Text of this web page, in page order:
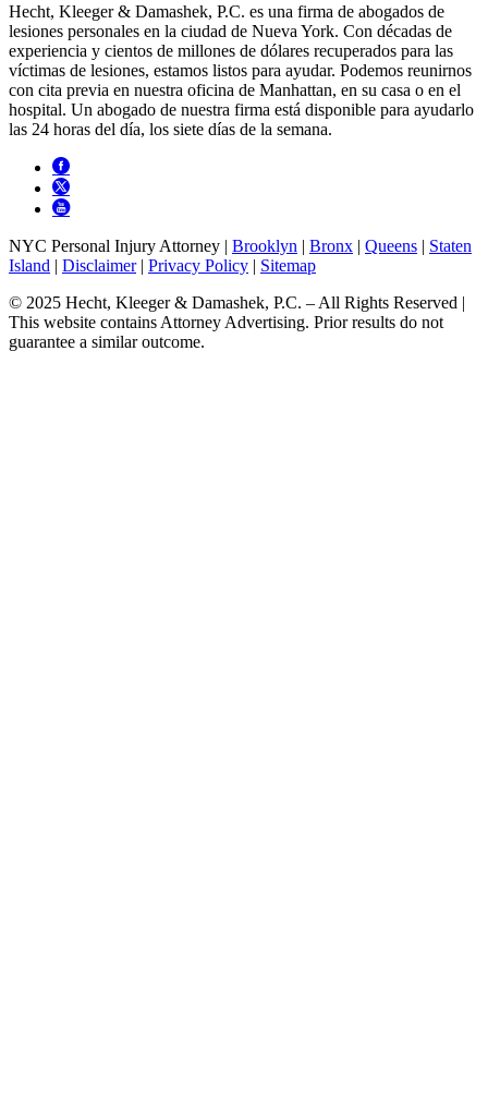
Hecht, Kleeger & Damashek, P.C. es una firma de abogados de
lesiones personales en la ciudad de Nueva York. Con décadas de
experiencia y cientos de millones de dólares recuperados para las
víctimas de lesiones, estamos listos para ayudar. Podemos reunirnos
con cita previa en nuestra oficina de Manhattan, en su casa o en el
hospital. Un abogado de nuestra firma está disponible para ayudarlo
las 24 horas del día, los siete días de la semana.
NYC Personal Injury Attorney | Brooklyn | Bronx | Queens | Staten
Island | Disclaimer| Privacy Policy | Sitemap
© 2025 Hecht, Kleeger & Damashek, P.C. – All Rights Reserved |
This website contains Attorney Advertising. Prior results do not
guarantee a similar outcome.